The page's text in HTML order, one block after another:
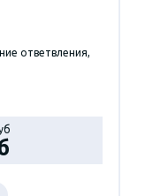
ответвления,